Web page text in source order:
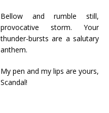
Bellow and rumble still,
provocative storm. Your
thunder-bursts are a salutary
anthem.
My pen and my lips are yours,
Scandal!